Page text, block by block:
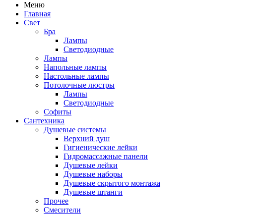
Меню
Главная
Свет
Бра
Лампы
Светодиодные
Лампы
Напольные лампы
Настольные лампы
Потолочные люстры
Лампы
Светодиодные
Софиты
Сантехника
Душевые системы
Верхний душ
Гигиенические лейки
Гидромассажные панели
Душевые лейки
Душевые наборы
Душевые скрытого монтажа
Душевые штанги
Прочее
Смесители